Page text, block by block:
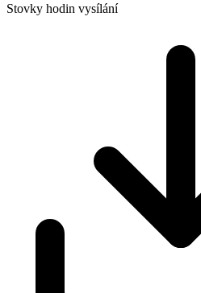
Stovky hodin vysílání